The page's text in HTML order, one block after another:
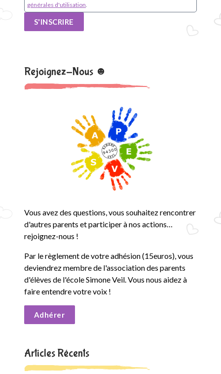
générales d'utilisation.
S'INSCRIRE
Rejoignez-Nous ☻
Vous avez des questions, vous souhaitez rencontrer
d'autres parents et participer à nos actions…
rejoignez-nous !
Par le règlement de votre adhésion (15euros), vous
deviendrez membre de l'association des parents
d'élèves de l'école Simone Veil. Vous nous aidez à
faire entendre votre voix !
Adhérer
Articles Récents